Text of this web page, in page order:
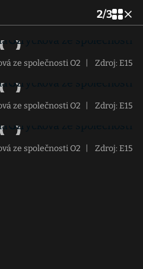
2/3
ze společnosti O2
Zdroj: E15
ze společnosti O2
Zdroj: E15
ze společnosti O2
Zdroj: E15